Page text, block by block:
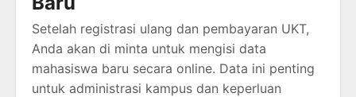
Setelah registrasi ulang dan pembayaran UKT,
Anda akan di minta untuk mengisi data
mahasiswa baru secara online. Data ini penting
untuk administrasi kampus dan keperluan